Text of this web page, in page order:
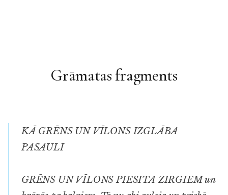
Grāmatas fragments
KĀ GRĒNS UN VĪLONS IZGLĀBA
PASAULI
GRĒNS UN VĪLONS PIESITA ZIRGIEM un